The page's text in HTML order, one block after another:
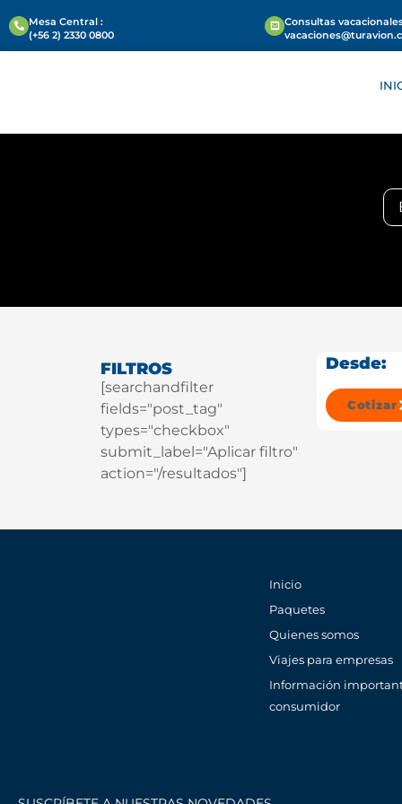
Mesa Central :
(+56 2) 2330 0800
Consultas
FILTROS
[searchandfilter
fields="post_tag"
types="checkbox"
submit_label="Aplicar filtro"
action="/resultados"]
Desde:
Cotizar
Inicio
Paquetes
Quienes somos
Viajes para empresas
Información
consumidor